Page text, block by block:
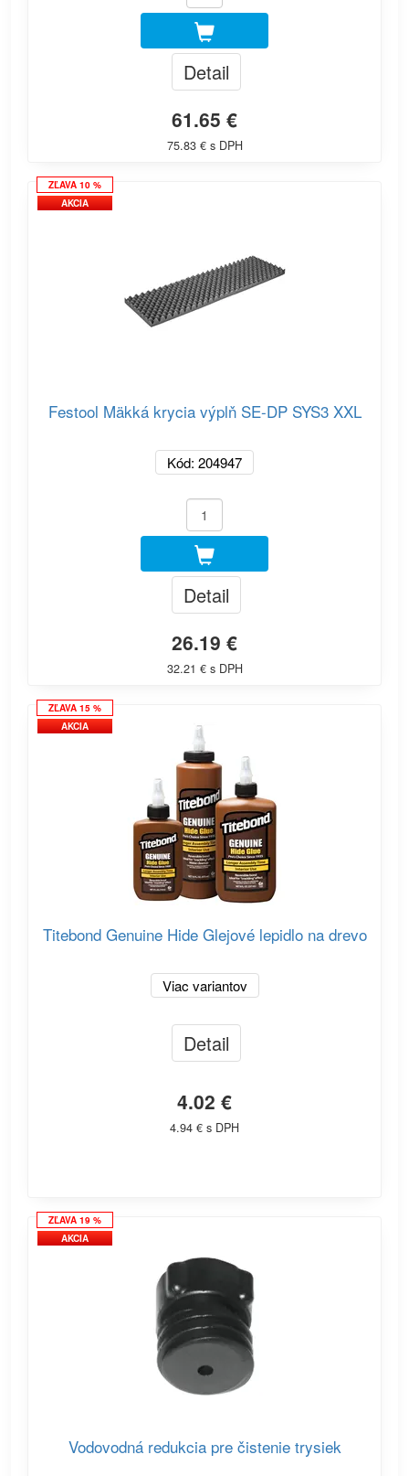
Detail
61.65 €
75.83 € s DPH
ZĽAVA 10 %
AKCIA
Festool Mäkká krycia výplň SE-DP SYS3 XXL
Kód: 204947
Detail
26.19 €
32.21 € s DPH
ZĽAVA 15 %
AKCIA
Titebond Genuine Hide Glejové lepidlo na drevo
Viac variantov
Detail
4.02 €
4.94 € s DPH
ZĽAVA 19 %
AKCIA
Vodovodná redukcia pre čistenie trysiek